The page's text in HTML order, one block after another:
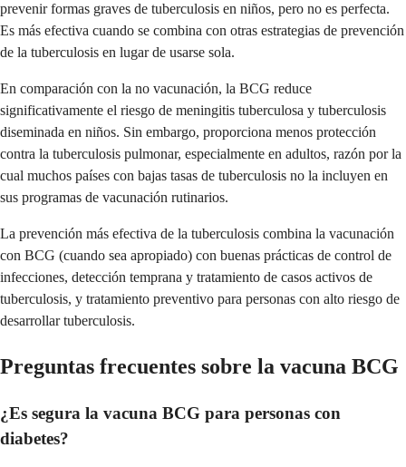
prevenir formas graves de tuberculosis en niños, pero no es perfecta.
Es más efectiva cuando se combina con otras estrategias de prevención
de la tuberculosis en lugar de usarse sola.
En comparación con la no vacunación, la BCG reduce
significativamente el riesgo de meningitis tuberculosa y tuberculosis
diseminada en niños. Sin embargo, proporciona menos protección
contra la tuberculosis pulmonar, especialmente en adultos, razón por la
cual muchos países con bajas tasas de tuberculosis no la incluyen en
sus programas de vacunación rutinarios.
La prevención más efectiva de la tuberculosis combina la vacunación
con BCG (cuando sea apropiado) con buenas prácticas de control de
infecciones, detección temprana y tratamiento de casos activos de
tuberculosis, y tratamiento preventivo para personas con alto riesgo de
desarrollar tuberculosis.
Preguntas frecuentes sobre la vacuna BCG
¿Es segura la vacuna BCG para personas con
diabetes?